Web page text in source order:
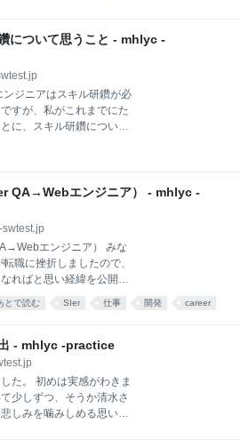
とそれっぽいテスト計画
本当は品質を保証なんか
上もできてなかった。
みます。 簡単な実装なの
一番ショックだったのは
文日付」を指定するはず
しまうとか 日付の"年"で
較をしてしまうとか チー
、自分で見直しもしてい
込むのはわかるけど、簡
いました。今思うと、な
について思うこと - mhlyc -
ジニアはスキル研鑽が必
すが、私がこれまでにた
に、スキル研鑽について
キスパートな先輩をみて
ふうになるんだ！」など
くって読みまくりまし
ったと思います。我なが
悪かったと思ってます。
はならない しかしなが
たエネルギーはどうして
QA→Webエンジニア） - mhlyc -
エンジニア） みな
職に挫折しましたので、
ればと思い経緯を公開さ
上に伸びたので、ブコメ
。そんなことしてる暇が
の大まかなスペックで
学科を卒業 SIerのQA*1と
発（レガシーシステムだ
外活動も多少取り組んで
ソフトウェアテストが中
とで読む SIer 仕事 開発 career
- mhlyc -practice
た。 初めは実感がわきま
少しずつ、そうか清水さ
しみを噛みしめる思いで